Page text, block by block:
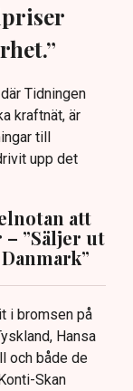
Tidningen
kraftnät, är
till
upp det
att
”Säljer ut
i bromsen på
Hansa
och både de
Skan